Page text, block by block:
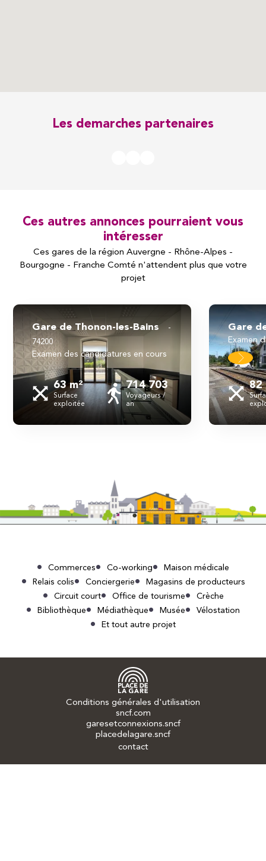
Les demarches partenaires
Ces autres annonces pourraient vous
intéresser
Ces gares de la région Auvergne - Rhône-Alpes -
Bourgogne - Franche Comté n'attendent plus que votre
projet
Gare de Thonon-les-Bains
74200
examen des candidatures en cours
63 m²
Surface
exploitée
714 703
Voyageurs /
an
Gare
examen
82
Commerces Co-working
Maison médicale
Relais colis
Conciergerie
Magasins de producteurs
Circuit court
Office de tourisme
Crèche
Bibliothèque
Médiathèque Musée
Vélostation
Et tout autre projet
Conditions générales d'utilisation
sncf.com
garesetconnexions.sncf
placedelagare.sncf
contact